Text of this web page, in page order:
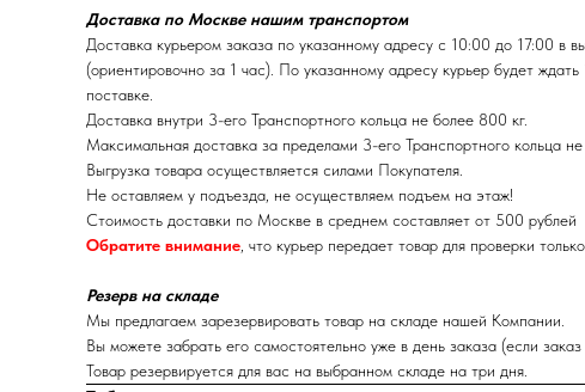
Доставка по Москве нашим транспортом
Доставка курьером заказа по указанному адресу с 10:00 до 17:00 в
(ориентировочно за 1 час). По указанному адресу курьер будет
поставке.
Доставка внутри 3-его Транспортного кольца не более 800 кг.
Максимальная доставка за пределами 3-его Транспортного кольца
Выгрузка товара осуществляется силами Покупателя.
Не оставляем у подъезда, не осуществляем подъем на этаж!
Стоимость доставки по Москве в среднем составляет от 500 рублей
Обратите внимание , что курьер передает товар для проверки
Резерв на складе
Мы предлагаем зарезервировать товар на складе нашей Компании.
Вы можете забрать его самостоятельно уже в день заказа (если
Товар резервируется для вас на выбранном складе на три дня.